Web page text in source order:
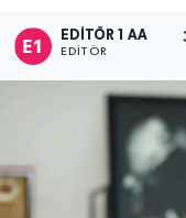
EDITÖR 1 AA
EDITÖR
Sağlık
Siyaset
Türkiye